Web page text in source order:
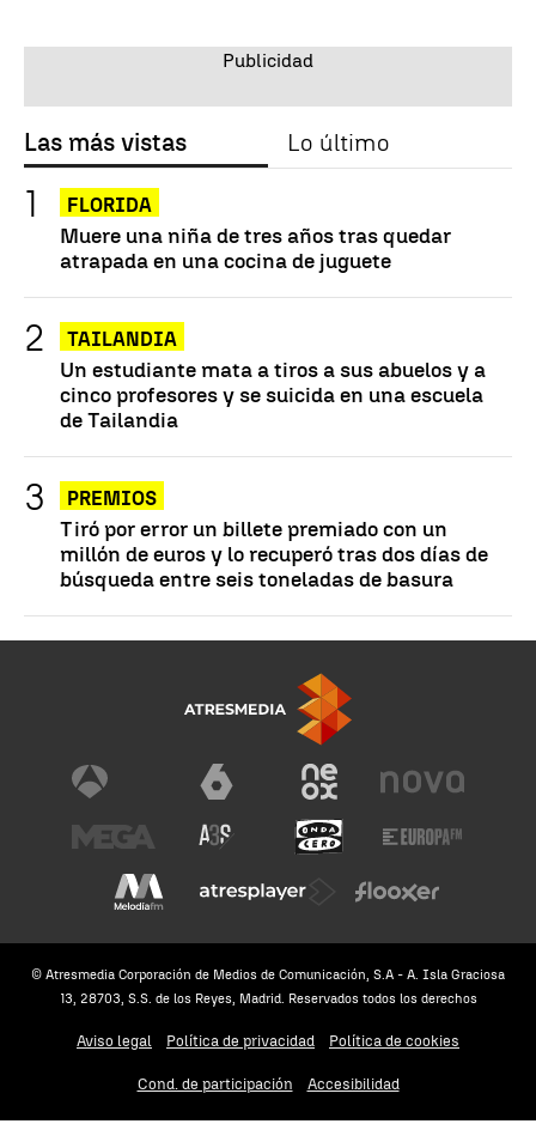
Las más vistas Lo último
FLORIDA
Muere una niña de tres años tras quedar
atrapada en una cocina de juguete
TAILANDIA
Un estudiante mata a tiros a sus abuelos y a
cinco profesores y se suicida en una escuela
de Tailandia
PREMIOS
Tiró por error un billete premiado con un
millón de euros y lo recuperó tras dos días de
búsqueda entre seis toneladas de basura
© Atresmedia Corporación de Medios de Comunicación, S.A - A. Isla Graciosa
13, 28703, S.S. de los Reyes, Madrid. Reservados todos los derechos
Aviso legal Política de privacidad Política de cookies
Cond. de participación Accesibilidad